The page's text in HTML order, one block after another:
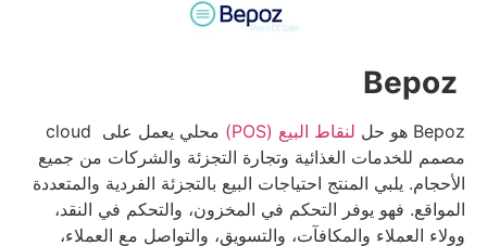
Bepoz هو حل لنقاط البيع (POS)
محلي يعمل على cloud
مصمم للخدمات الغذائية وتجارة التجزئة والشركات من جميع
الأحجام. يلبي المنتج احتياجات البيع بالتجزئة الفردية والمتعددة
المواقع. فهو يوفر التحكم في المخزون، والتحكم في النقد،
وولاء العملاء والمكافآت، والتسويق، والتواصل مع العملاء،